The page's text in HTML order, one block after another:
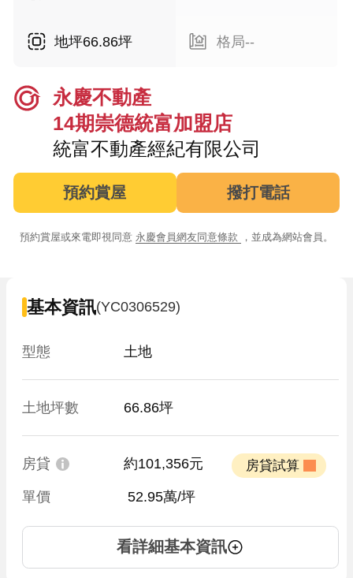
地坪66.86坪 格局--
永慶不動產
14期崇德統富加盟店
統富不動產經紀有限公司
預約賞屋 撥打電話
預約賞屋或來電即視同意 永慶會員網友同意條款 ，並成為網站會員。
基本資訊(YC0306529)
型態 土地
土地坪數 66.86坪
房貸 約101,356元
單價 52.95萬/坪
看詳細基本資訊